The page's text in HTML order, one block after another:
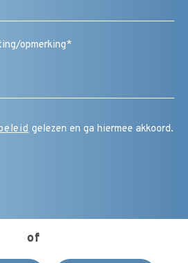
Bericht
/
opmerking
(Vereist)
Instemming
gelezen en ga hiermee akkoord.
of